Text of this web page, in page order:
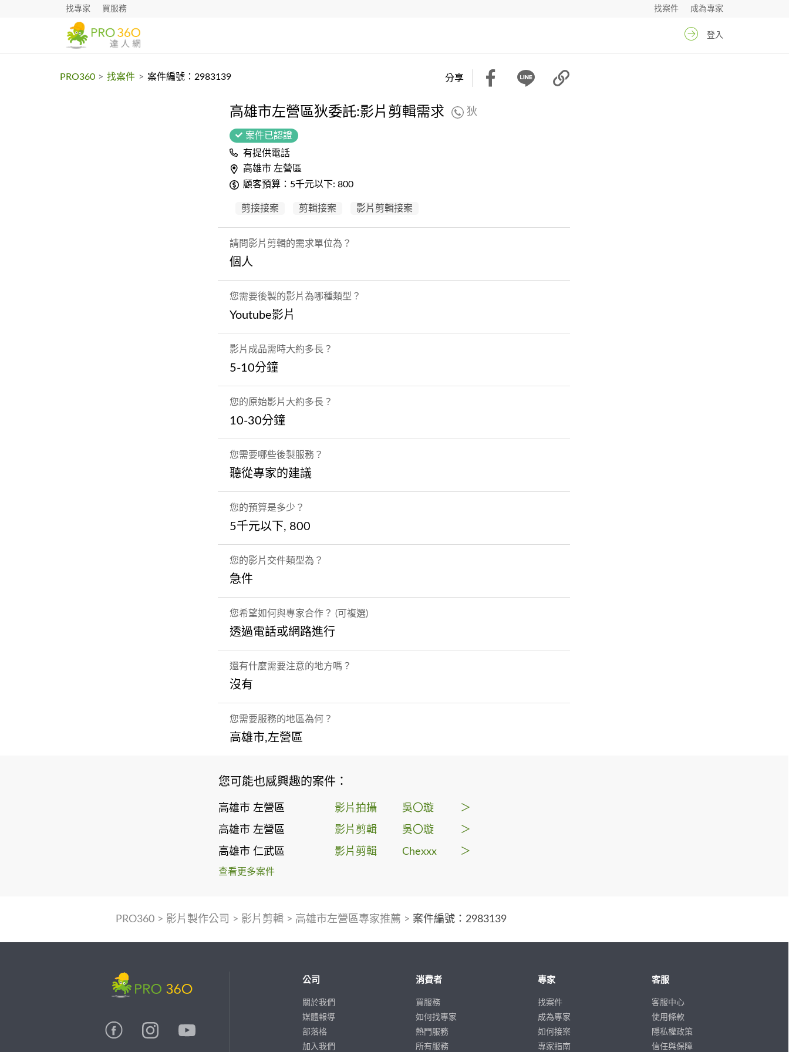
找專家 買服務 成為專家
找案件
登入
PRO360 > 找案件 > 案件編號：2983139 分享
高雄市左營區狄委託:影片剪輯需求 狄
案件已認證
有提供電話
高雄市 左營區
顧客預算：5千元以下: 800
剪接接案 剪輯接案 影片剪輯接案
請問影片剪輯的需求單位為？
個人
您需要後製的影片為哪種類型？
Youtube影片
影片成品需時大約多長？
5-10分鐘
您的原始影片大約多長？
10-30分鐘
您需要哪些後製服務？
聽從專家的建議
您的預算是多少？
5千元以下, 800
您的影片交件類型為？
急件
您希望如何與專家合作？ (可複選)
透過電話或網路進行
還有什麼需要注意的地方嗎？
沒有
您需要服務的地區為何？
高雄市,左營區
您可能也感興趣的案件：
高雄市 左營區 影片拍攝 吳〇璇 ＞
高雄市 左營區 影片剪輯 吳〇璇 ＞
高雄市 仁武區 影片剪輯 Chexxx ＞
查看更多案件
PRO360> 影片製作公司 > 影片剪輯> 高雄市左營區專家推薦 > 案件編號：2983139
公司
關於我們
媒體報導
部落格
加入我們
消費者
買服務
如何找專家
熱門服務
所有服務
專家
找案件
成為專家
如何接案
專家指南
客服
客服中心
使用條款
隱私權政策
信任與保障